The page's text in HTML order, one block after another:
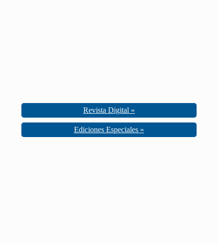
Revista Digital »
Ediciones Especiales »